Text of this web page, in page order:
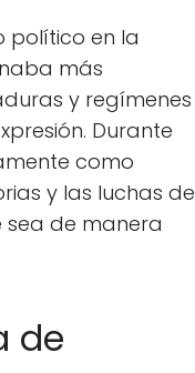
político en la
más
y regímenes
Durante
como
y las luchas de
sea de manera
de